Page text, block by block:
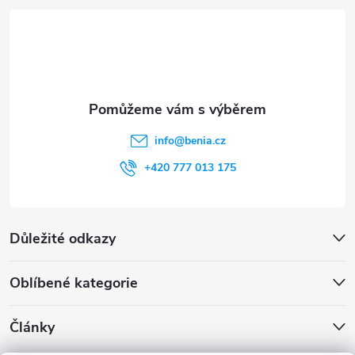
Důležité odkazy
Oblíbené kategorie
Články
info@benia.cz
+420 777 013 175